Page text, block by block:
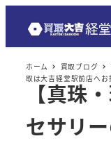
ホーム 買取ブログ
取は大吉経堂駅前店へお
【真珠
セサリ